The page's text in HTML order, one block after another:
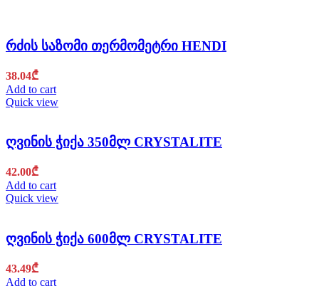
რძის საზომი თერმომეტრი HENDI
38.04₾
Add to cart
Quick view
ღვინის ჭიქა 350მლ CRYSTALITE
42.00₾
Add to cart
Quick view
ღვინის ჭიქა 600მლ CRYSTALITE
43.49₾
Add to cart